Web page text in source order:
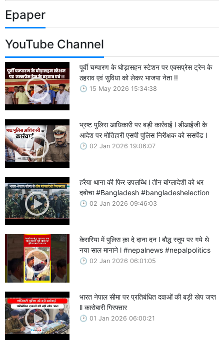
Epaper
YouTube Channel
पूर्वी चम्पारण के घोड़ासहन स्टेशन पर एक्सप्रेस ट्रेन के
ठहराव एवं सुविधा को लेकर भाजपा नेता !!
15 May 2026 15:34:38
भ्रष्ट पुलिस आधिकारी पर बड़ी कार्रवाई l डीआईजी के
आदेश पर मोतिहारी एसपी पुलिस निरीक्षक को ससपेंड l
02 Jan 2026 19:06:07
हरैया थाना की फिर उपलब्धि l तीन बांग्लादेशी को धर
दबोचा #Bangladesh #bangladeshelection
02 Jan 2026 09:46:03
केसरिया में पुलिस क़ा दे दाना दन l बौद्ध स्तूप पर गये थे
नया साल मानाने l #nepalnews #nepalpolitics
02 Jan 2026 06:01:05
भारत नेपाल सीमा पर प्रतिबंधित दवाओं की बड़ी खेप जप्त
ll कारोबारी गिरफ्तार
01 Jan 2026 06:00:21